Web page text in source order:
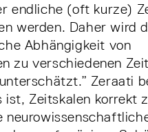
endliche (oft kurze)
werden. Daher wird
Abhängigkeit von
zu verschiedenen
Zeraati
Zeitskalen korrekt